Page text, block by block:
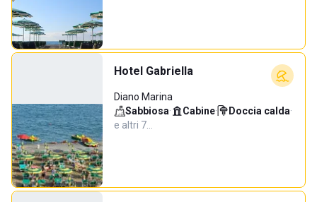
Hotel Gabriella
Diano Marina
Sabbiosa· Cabine· Doccia calda·
e altri 7…